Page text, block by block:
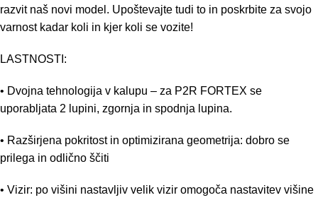
razvit naš novi model. Upoštevajte tudi to in poskrbite za svojo
varnost kadar koli in kjer koli se vozite!
LASTNOSTI:
• Dvojna tehnologija v kalupu – za P2R FORTEX se
uporabljata 2 lupini, zgornja in spodnja lupina.
• Razširjena pokritost in optimizirana geometrija: dobro se
prilega in odlično ščiti
• Vizir: po višini nastavljiv velik vizir omogoča nastavitev višine